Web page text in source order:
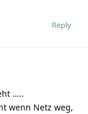
Reply
…..
wenn Netz weg,